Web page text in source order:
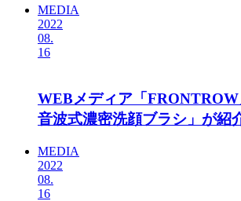
MEDIA
2022
08.
16
WEBメディア「
音波式濃密洗顔ブラシ」が紹
MEDIA
2022
08.
16